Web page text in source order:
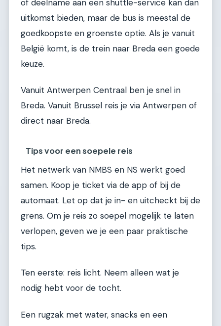
of deelname aan een shuttle-service kan dan
uitkomst bieden, maar de bus is meestal de
goedkoopste en groenste optie. Als je vanuit
België komt, is de trein naar Breda een goede
keuze.
Vanuit Antwerpen Centraal ben je snel in
Breda. Vanuit Brussel reis je via Antwerpen of
direct naar Breda.
Tips voor een soepele reis
Het netwerk van NMBS en NS werkt goed
samen. Koop je ticket via de app of bij de
automaat. Let op dat je in- en uitcheckt bij de
grens. Om je reis zo soepel mogelijk te laten
verlopen, geven we je een paar praktische
tips.
Ten eerste: reis licht. Neem alleen wat je
nodig hebt voor de tocht.
Een rugzak met water, snacks en een